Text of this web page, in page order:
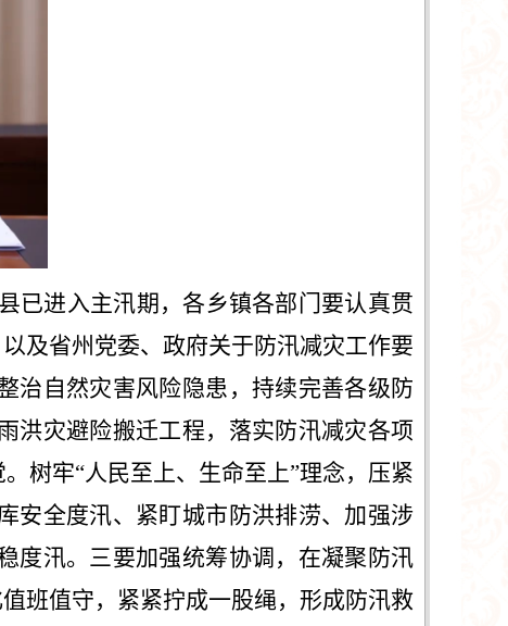
已进入主汛期，各乡镇各部门要认真贯
及省州党委、政府关于防汛减灾工作要
治自然灾害风险隐患，持续完善各级防
洪灾避险搬迁工程，落实防汛减灾各项
树牢“人民至上、生命至上”理念，压紧
安全度汛、紧盯城市防洪排涝、加强涉
度汛。三要加强统筹协调，在凝聚防汛
班值守，紧紧拧成一股绳，形成防汛救